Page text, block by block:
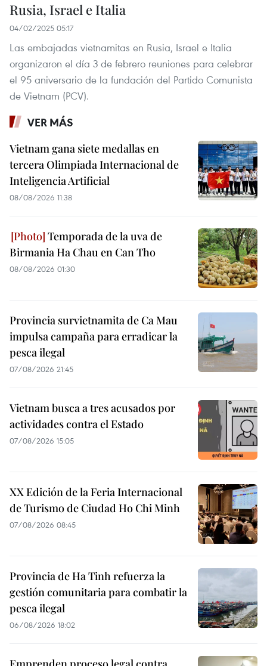
Rusia, Israel e Italia
04/02/2025 05:17
Las embajadas vietnamitas en Rusia, Israel e Italia
organizaron el día 3 de febrero reuniones para celebrar
el 95 aniversario de la fundación del Partido Comunista
de Vietnam (PCV).
VER MÁS
Vietnam gana siete medallas en
tercera Olimpiada Internacional de
Inteligencia Artificial
08/08/2026 11:38
Temporada de la uva de
Birmania Ha Chau en Can Tho
08/08/2026 01:30
Provincia survietnamita de Ca Mau
impulsa campaña para erradicar la
pesca ilegal
07/08/2026 21:45
Vietnam busca a tres acusados por
actividades contra el Estado
07/08/2026 15:05
XX Edición de la Feria Internacional
de Turismo de Ciudad Ho Chi Minh
07/08/2026 08:45
Provincia de Ha Tinh refuerza la
gestión comunitaria para combatir la
pesca ilegal
06/08/2026 18:02